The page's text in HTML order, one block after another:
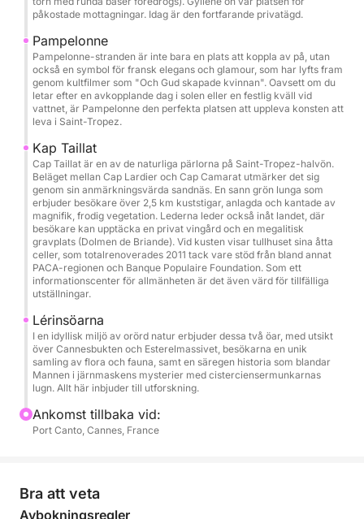
Cannes och dess kristallklara vatten
Saint-Tropez
Porquerolles och Port-Cros-öarna
Vilda vikar i Esterelmassivet
Korsika och Sardinien på begäran
Möhippa/svensexor • Födelsedagar • Privata
utflykter • Teambuilding
Slutstädning (obligatorisk): 250 €
Boka nu med avresa från Cannes och unna dig en
exklusiv upplevelse till sjöss, som kombinerar lyx,
frihet och oförglömliga stunder i Medelhavet.
påkostade mottagningar. Idag är den fortfarande privatägd.
Pampelonne
Pampelonne-stranden är inte bara en plats att koppla av på, utan
också en symbol för fransk elegans och glamour, som har lyfts fram
genom kultfilmer som "Och Gud skapade kvinnan". Oavsett om du
letar efter en avkopplande dag i solen eller en festlig kväll vid
vattnet, är Pampelonne den perfekta platsen att uppleva konsten att
leva i Saint-Tropez.
Kap Taillat
Cap Taillat är en av de naturliga pärlorna på Saint-Tropez-halvön.
Beläget mellan Cap Lardier och Cap Camarat utmärker det sig
genom sin anmärkningsvärda sandnäs. En sann grön lunga som
erbjuder besökare över 2,5 km kuststigar, anlagda och kantade av
magnifik, frodig vegetation. Lederna leder också inåt landet, där
besökare kan upptäcka en privat vingård och en megalitisk
gravplats (Dolmen de Briande). Vid kusten visar tullhuset sina åtta
celler, som totalrenoverades 2011 tack vare stöd från bland annat
PACA-regionen och Banque Populaire Foundation. Som ett
informationscenter för allmänheten är det även värd för tillfälliga
utställningar.
Lérinsöarna
I en idyllisk miljö av orörd natur erbjuder dessa två öar, med utsikt
över Cannesbukten och Esterelmassivet, besökarna en unik
samling av flora och fauna, samt en säregen historia som blandar
Mannen i järnmaskens mysterier med cisterciensermunkarnas
lugn. Allt här inbjuder till utforskning.
Ankomst tillbaka vid:
Port Canto, Cannes, France
Bra att veta
Avbokningsregler